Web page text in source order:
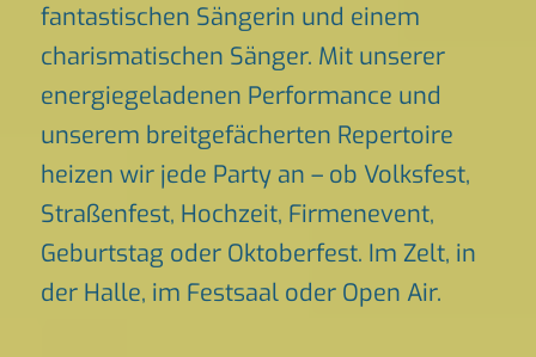
fantastischen Sängerin und einem
charismatischen Sänger. Mit unserer
energiegeladenen Performance und
unserem breitgefächerten Repertoire
heizen wir jede Party an – ob Volksfest,
Straßenfest, Hochzeit, Firmenevent,
Geburtstag oder Oktoberfest. Im Zelt, in
der Halle, im Festsaal oder Open Air.